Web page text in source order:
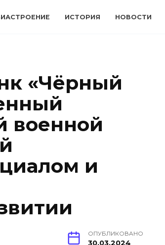
ИСТОРИЯ НОВОСТИ
«Чёрный
военной
и
ОПУБЛИКОВАНО
30.03.2024